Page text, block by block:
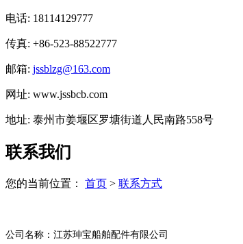
电话: 18114129777
传真: +86-523-88522777
邮箱: jssblzg@163.com
网址: www.jssbcb.com
地址: 泰州市姜堰区罗塘街道人民南路558号
联系我们
您的当前位置： 首页 > 联系方式
公司名称：江苏珅宝船舶配件有限公司